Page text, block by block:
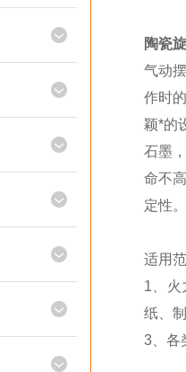
陶瓷
气动
作时
颖*的
石墨
命不
定性。
适用
1、
纸、
3、各